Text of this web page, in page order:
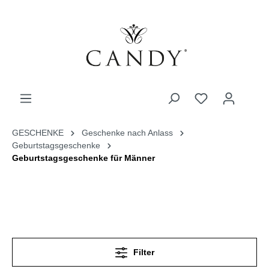
GESCHENKE
Geschenke nach Anlass
Geburtstagsgeschenke
Geburtstagsgeschenke für Männer
Filter